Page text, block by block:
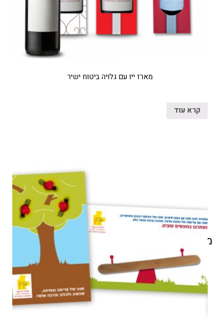
מוצרים קשורים
מארז ייו עם גלויה ביטוח ישיר
קרא עוד